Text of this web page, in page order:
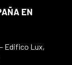
EN
Edifico Lux,